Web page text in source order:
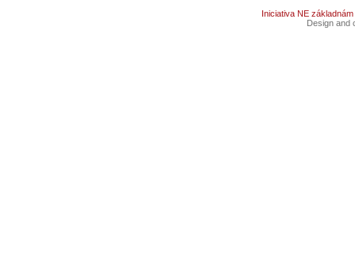
Iniciativa NE základnám
Design and